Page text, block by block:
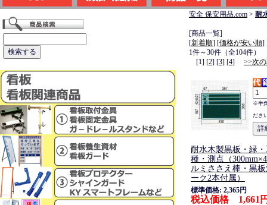
安全 保安用品.com > 耐
[商品一覧]
[新着順] [価格が安い順]
1件～30件（全104件）
[1] [2] [3] [4] >>次
※半
ださ
耐水木製黒板・緑
種・測点（
ルミささえ棒・黒
ーク2本付属）
標準価格: 2,365円
税込価格 1,661